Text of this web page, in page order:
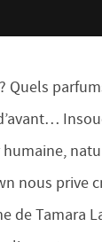
Quels
humaine,
nous prive
de Tamara